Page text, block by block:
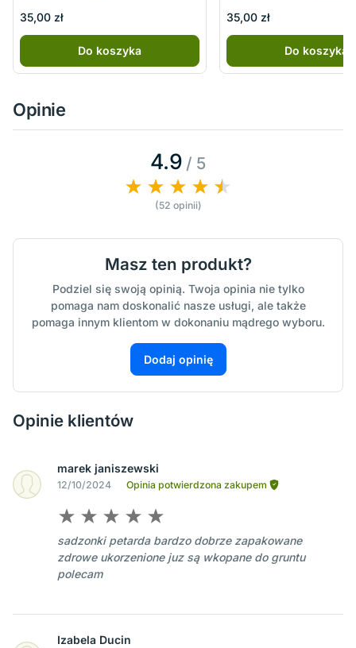
35,00 zł
Do koszyka
35,00 zł
Do koszyka
Opinie
4.9 / 5
(52 opinii)
Masz ten produkt?
Podziel się swoją opinią. Twoja opinia nie tylko
pomaga nam doskonalić nasze usługi, ale także
pomaga innym klientom w dokonaniu mądrego wyboru.
Dodaj opinię
Opinie klientów
marek janiszewski
12/10/2024 Opinia potwierdzona zakupem
sadzonki petarda bardzo dobrze zapakowane
zdrowe ukorzenione juz są wkopane do gruntu
polecam
Izabela Ducin